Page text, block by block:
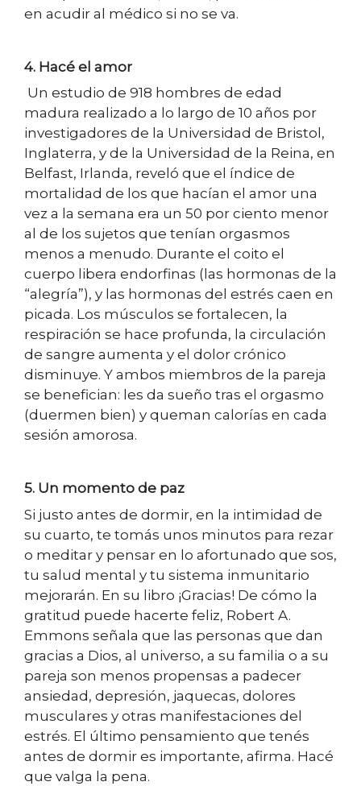
en acudir al médico si no se va.
4. Hacé el amor
Un estudio de 918 hombres de edad
madura realizado a lo largo de 10 años por
investigadores de la Universidad de Bristol,
Inglaterra, y de la Universidad de la Reina, en
Belfast, Irlanda, reveló que el índice de
mortalidad de los que hacían el amor una
vez a la semana era un 50 por ciento menor
al de los sujetos que tenían orgasmos
menos a menudo. Durante el coito el
cuerpo libera endorfinas (las hormonas de la
“alegría”), y las hormonas del estrés caen en
picada. Los músculos se fortalecen, la
respiración se hace profunda, la circulación
de sangre aumenta y el dolor crónico
disminuye. Y ambos miembros de la pareja
se benefician: les da sueño tras el orgasmo
(duermen bien) y queman calorías en cada
sesión amorosa.
5. Un momento de paz
Si justo antes de dormir, en la intimidad de
su cuarto, te tomás unos minutos para rezar
o meditar y pensar en lo afortunado que sos,
tu salud mental y tu sistema inmunitario
mejorarán. En su libro ¡Gracias! De cómo la
gratitud puede hacerte feliz, Robert A.
Emmons señala que las personas que dan
gracias a Dios, al universo, a su familia o a su
pareja son menos propensas a padecer
ansiedad, depresión, jaquecas, dolores
musculares y otras manifestaciones del
estrés. El último pensamiento que tenés
antes de dormir es importante, afirma. Hacé
que valga la pena.